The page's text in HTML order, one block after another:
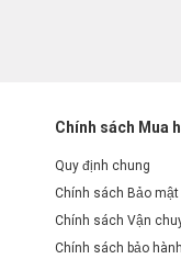
Chính sách Mua
Quy định chung
Chính sách Bảo
Chính sách Vận
Chính sách bảo hành